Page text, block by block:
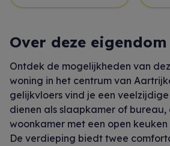
Over deze eigendom
Ontdek de mogelijkheden van
woning in het centrum van
gelijkvloers vind je een
dienen als slaapkamer of bureau,
woonkamer met een open
De verdieping biedt twee